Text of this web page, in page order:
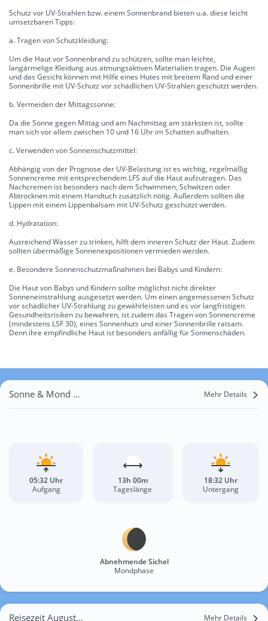
Schutz vor UV-Strahlen bzw. einem Sonnenbrand bieten u.a. diese leicht
umsetzbaren Tipps:
a. Tragen von Schutzkleidung:
Um die Haut vor Sonnenbrand zu schützen, sollte man leichte,
langärmelige Kleidung aus atmungsaktiven Materialien tragen. Die Augen
und das Gesicht können mit Hilfe eines Hutes mit breitem Rand und einer
Sonnenbrille mit UV-Schutz vor schädlichen UV-Strahlen geschützt werden.
b. Vermeiden der Mittagssonne:
Da die Sonne gegen Mittag und am Nachmittag am stärksten ist, sollte
man sich vor allem zwischen 10 und 16 Uhr im Schatten aufhalten.
c. Verwenden von Sonnenschutzmittel:
Abhängig von der Prognose der UV-Belastung ist es wichtig, regelmäßig
Sonnencreme mit entsprechendem LFS auf die Haut aufzutragen. Das
Nachcremen ist besonders nach dem Schwimmen, Schwitzen oder
Abtrocknen mit einem Handtuch zusätzlich nötig. Außerdem sollten die
Lippen mit einem Lippenbalsam mit UV-Schutz geschützt werden.
d. Hydratation:
Ausreichend Wasser zu trinken, hilft dem inneren Schutz der Haut. Zudem
sollten übermäßige Sonnenexpositionen vermieden werden.
e. Besondere Sonnenschutzmaßnahmen bei Babys und Kindern:
Die Haut von Babys und Kindern sollte möglichst nicht direkter
Sonneneinstrahlung ausgesetzt werden. Um einen angemessenen Schutz
vor schädlicher UV-Strahlung zu gewährleisten und es vor langfristigen
Gesundheitsrisiken zu bewahren, ist zudem das Tragen von Sonnencreme
(mindestens LSF 30), eines Sonnenhuts und einer Sonnenbrille ratsam.
Denn ihre empfindliche Haut ist besonders anfällig für Sonnenschäden.
Sonne & Mond Xuân Trạch Mehr Details
05:32 Uhr
Aufgang
13h 00m
Tageslänge
18:32 Uhr
Untergang
Abnehmende Sichel
Mondphase
Reisezeit August für Xuân Trạch Mehr Details